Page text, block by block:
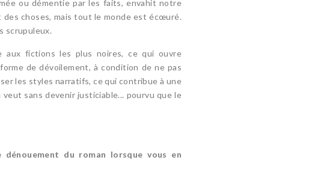
ou démentie par les faits, envahit notre
des choses, mais tout le monde est écœuré.
scrupuleux.
aux fictions les plus noires, ce qui ouvre
de dévoilement, à condition de ne pas
les styles narratifs, ce qui contribue à une
sans devenir justiciable... pourvu que le
du roman lorsque vous en